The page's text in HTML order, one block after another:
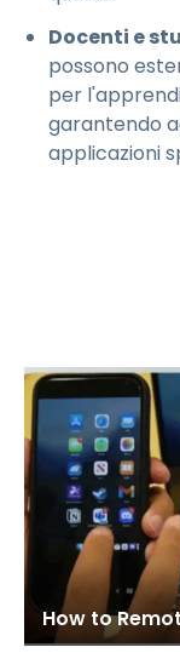
Docenti e
possono
per
garantendo
applicazioni
How to